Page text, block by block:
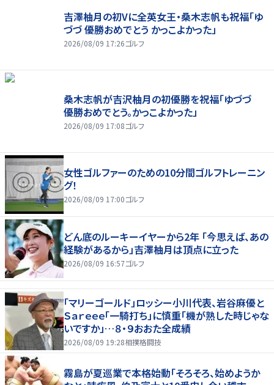
吉澤柚月の初Vに全英女王・桑木志帆も祝福「ゆ
づづ 優勝おめでとう かっこよかった」
2026/08/09 17:26ゴルフ
桑木志帆が吉沢柚月の初優勝を祝福「ゆづづ
優勝おめでとう。かっこよかった」
2026/08/09 17:08ゴルフ
女性ゴルファーのための10分間ゴルフトレーニン
グ！
2026/08/09 17:00ゴルフ
どん底のルーキーイヤーから2年 「今思えば、あの
経験があるから」吉澤柚月は頂点に立った
2026/08/09 16:57ゴルフ
「マリーゴールド」ロッシー小川代表、岩谷麻優と
Ｓａｒｅｅｅ「一騎打ち」に慎重「機が熟した時じゃな
いですか」…８・９おおた全成績
2026/08/09 19:28相撲格闘技
霧島が夏巡業で本格始動「そろそろ、始めようか